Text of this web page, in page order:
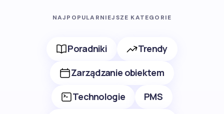
NAJPOPULARNIEJSZE KATEGORIE
Poradniki
Trendy
Zarządzanie obiektem
Technologie
PMS